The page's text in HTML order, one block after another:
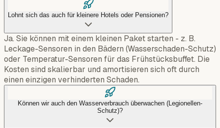
Lohnt sich das auch für kleinere Hotels oder Pensionen?
Ja. Sie können mit einem kleinen Paket starten - z. B.
Leckage-Sensoren in den Bädern (Wasserschaden-Schutz)
oder Temperatur-Sensoren für das Frühstücksbuffet. Die
Kosten sind skalierbar und amortisieren sich oft durch
einen einzigen verhinderten Schaden.
Können wir auch den Wasserverbrauch überwachen (Legionellen-
Schutz)?